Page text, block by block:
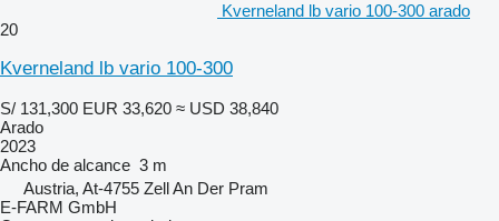
Kverneland lb vario 100-300 arado
20
Kverneland lb vario 100-300
S/ 131,300 EUR 33,620 ≈ USD 38,840
Arado
2023
Ancho de alcance 3 m
Austria, At-4755 Zell An Der Pram
E-FARM GmbH